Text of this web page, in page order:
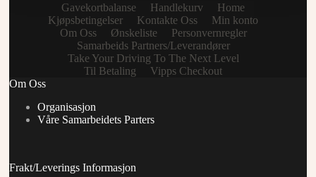
Gavekortbalanse Handlekurv
Home
Kjøpsbetingelser
Kontakte Oss
Min konto
Om Oss
Ønskeliste
Personvernregler
Samarbeids Partners/Leverandører
Take Your Driving To The Next Level
Til Betaling
Vipps Checkout
Om Oss
Organisasjon
Våre Samarbeidets Parters
Frakt/Leverings Informasjon